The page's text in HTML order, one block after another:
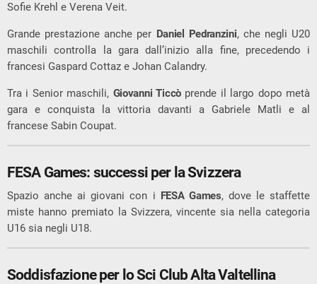
Sofie Krehl e Verena Veit.
Grande prestazione anche per Daniel Pedranzini, che negli U20
maschili controlla la gara dall’inizio alla fine, precedendo i
francesi Gaspard Cottaz e Johan Calandry.
Tra i Senior maschili, Giovanni Ticcòprende il largo dopo metà
gara e conquista la vittoria davanti a Gabriele Matli e al
francese Sabin Coupat.
FESA Games: successi per la Svizzera
Spazio anche ai giovani con i FESA Games, dove le staffette
miste hanno premiato la Svizzera, vincente sia nella categoria
U16 sia negli U18.
Soddisfazione per lo Sci Club Alta Valtellina